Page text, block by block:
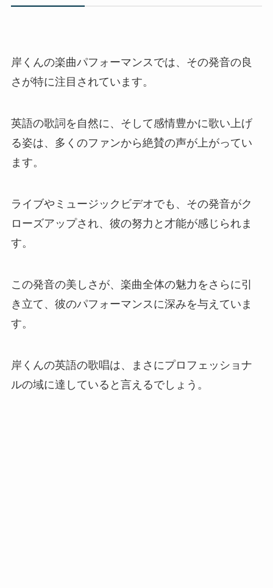
岸くんの楽曲パフォーマンスでは、その発音の良
さが特に注目されています。
英語の歌詞を自然に、そして感情豊かに歌い上げ
る姿は、多くのファンから絶賛の声が上がってい
ます。
ライブやミュージックビデオでも、その発音がク
ローズアップされ、彼の努力と才能が感じられま
す。
この発音の美しさが、楽曲全体の魅力をさらに引
き立て、彼のパフォーマンスに深みを与えていま
す。
岸くんの英語の歌唱は、まさにプロフェッショナ
ルの域に達していると言えるでしょう。